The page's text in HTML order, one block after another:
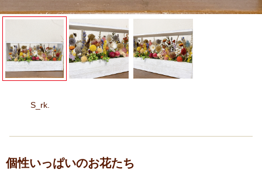
S_rk.
個性いっぱいのお花たち